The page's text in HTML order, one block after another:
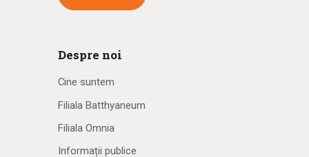
Despre noi
Cine suntem
Filiala Batthyaneum
Filiala Omnia
Informații publice